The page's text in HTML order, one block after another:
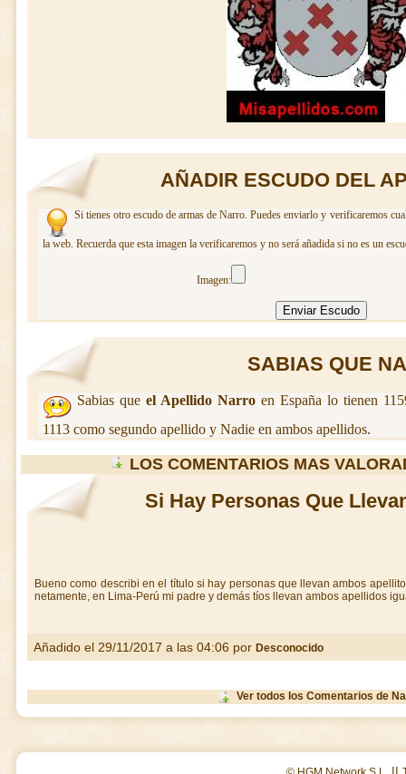
AÑADIR ESCUDO DEL
Si tienes otro escudo de armas de Narro. Puedes enviarlo y verificaremos
la web. Recuerda que esta imagen la verificaremos y no será añadida si no es un
Imagen:
SABIAS QUE
Sabias que el Apellido Narroen España lo tienen
1113 como segundo apellido y Nadie en ambos apellidos.
LOS COMENTARIOS MAS
Si Hay Personas Que
Bueno como describi en el título si hay personas que llevan ambos
netamente, en Lima-Perú mi padre y demás tíos llevan ambos apellidos
Añadido el 29/11/2017 a las 04:06 por Desconocido
Ver todos los Comentarios de